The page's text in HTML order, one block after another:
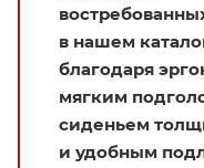
в нашем
благодаря
мягким
сиденьем
и удобным